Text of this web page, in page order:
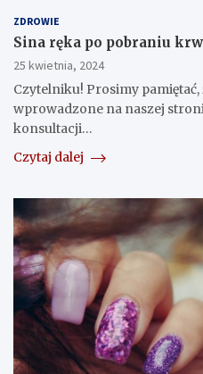
ZDROWIE
Sina ręka po pobraniu
25 kwietnia, 2024
Czytelniku! Prosimy
wprowadzone na naszej
konsultacji…
Czytaj dalej